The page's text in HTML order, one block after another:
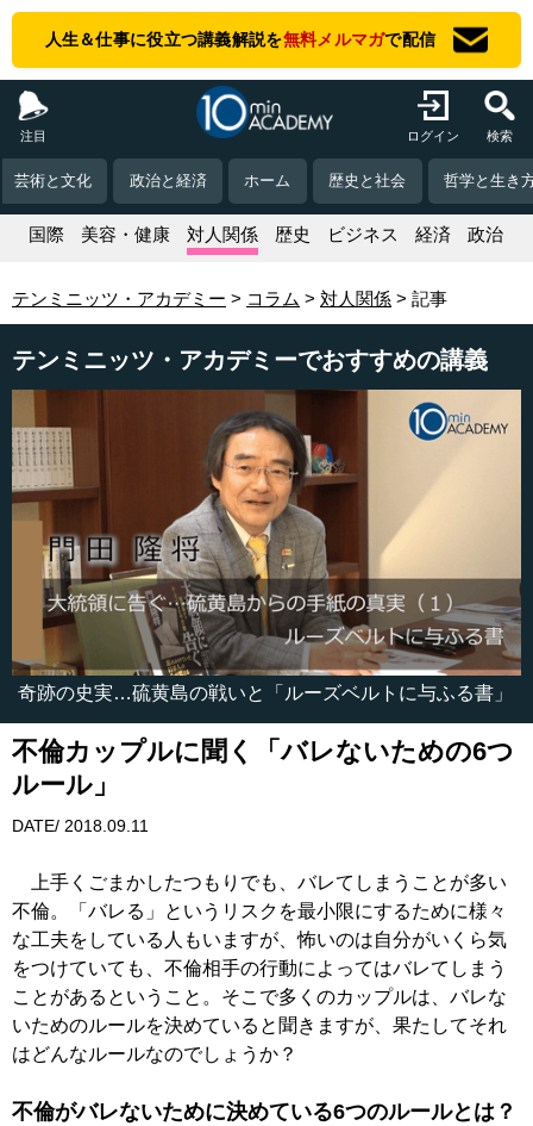
人生＆仕事に役立つ講義解説を無料メルマガで配信
注目 ログイン 検索
芸術と文化 政治と経済 ホーム 歴史と社会 哲学と生き
国際 美容・健康 対人関係 歴史 ビジネス 経済 政治
テンミニッツ・アカデミー コラム 対人関係 記事
テンミニッツ・アカデミーでおすすめの講義
奇跡の史実…硫黄島の戦いと「ルーズベルトに与ふる書」
不倫カップルに聞く「バレないための6つ
ルール」
DATE/ 2018.09.11
上手くごまかしたつもりでも、バレてしまうことが多い
不倫。「バレる」というリスクを最小限にするために様々
な工夫をしている人もいますが、怖いのは自分がいくら気
をつけていても、不倫相手の行動によってはバレてしまう
ことがあるということ。そこで多くのカップルは、バレな
いためのルールを決めていると聞きますが、果たしてそれ
はどんなルールなのでしょうか？
不倫がバレないために決めている6つのルールとは？